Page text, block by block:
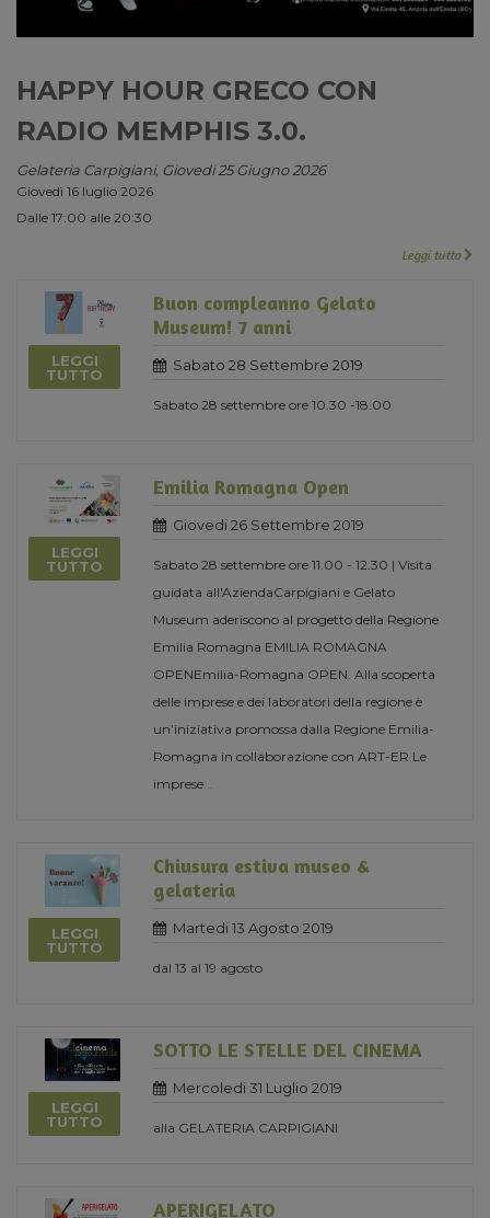
HAPPY HOUR GRECO CON
RADIO MEMPHIS 3.0.
Gelateria Carpigiani, Giovedi 25 Giugno 2026
Giovedì 16 luglio 2026
Dalle 17:00 alle 20:30
Leggi tutto
LEGGI
TUTTO
Buon compleanno Gelato
Museum! 7 anni
Sabato 28 Settembre 2019
Sabato 28 settembre ore 10.30 -18.00
LEGGI
TUTTO
Emilia Romagna Open
Giovedi 26 Settembre 2019
Sabato 28 settembre ore 11.00 - 12.30 | Visita
guidata all'AziendaCarpigiani e Gelato
Museum aderiscono al progetto della Regione
Emilia Romagna EMILIA ROMAGNA
OPENEmilia-Romagna OPEN. Alla scoperta
delle imprese e dei laboratori della regione è
un’iniziativa promossa dalla Regione Emilia-
Romagna in collaborazione con ART-ER.Le
imprese
LEGGI
TUTTO
Chiusura estiva museo &
gelateria
Martedi 13 Agosto 2019
dal 13 al 19 agosto
LEGGI
TUTTO
SOTTO LE STELLE DEL CINEMA
Mercoledi 31 Luglio 2019
alla GELATERIA CARPIGIANI
APERIGELATO